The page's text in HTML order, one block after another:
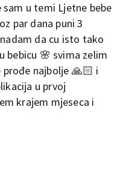
u temi Ljetne bebe
par dana puni 3
da cu isto tako
bebicu 🌸 svima zelim
najbolje 🙏🏻 i
u prvoj
krajem mjeseca i